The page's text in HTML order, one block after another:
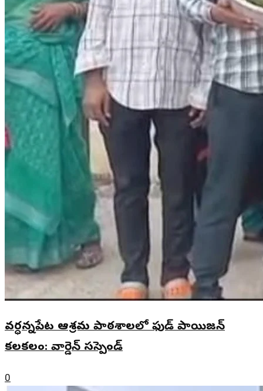
వర్ధన్నపేట ఆశ్రమ పాఠశాలలో ఫుడ్ పాయిజన్
కలకలం: వార్డెన్ సస్పెండ్
0